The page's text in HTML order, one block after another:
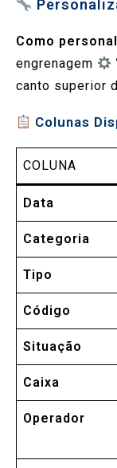
Como
engrenagem
canto superior
Colunas
COLUNA
Data
Categoria
Tipo
Código
Situação
Caixa
Operador